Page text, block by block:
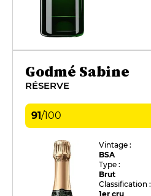
Godmé Sabine
RÉSERVE
91/100
Vintage :
BSA
Type :
Brut
Classification :
1er cru